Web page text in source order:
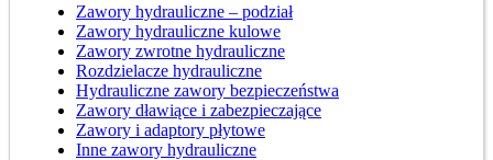
Zawory hydrauliczne – podział
Zawory hydrauliczne kulowe
Zawory zwrotne hydrauliczne
Rozdzielacze hydrauliczne
Hydrauliczne zawory bezpieczeństwa
Zawory dławiące i zabezpieczające
Zawory i adaptory płytowe
Inne zawory hydrauliczne